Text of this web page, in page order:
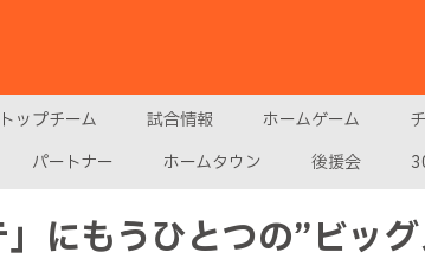
トップチーム 試合情報 ホームゲーム
パートナー ホームタウン 後援会
にもうひとつの”ビッ